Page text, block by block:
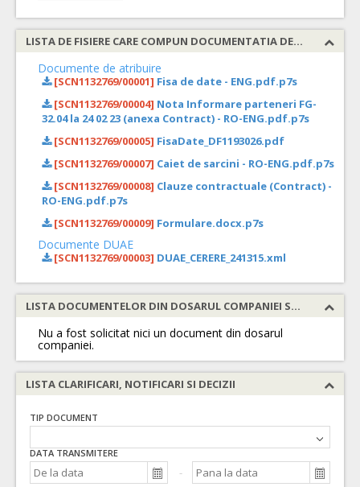
LISTA DE FISIERE CARE COMPUN DOCUMENTATIA DE ATRIBUIRE
Documente de atribuire
[SCN1132769/00001] Fisa de date - ENG.pdf.p7s
[SCN1132769/00004] Nota Informare parteneri FG-
32.04 la 24 02 23 (anexa Contract) - RO-ENG.pdf.p7s
[SCN1132769/00005] FisaDate_DF1193026.pdf
[SCN1132769/00007] Caiet de sarcini - RO-ENG.pdf.p7s
[SCN1132769/00008] Clauze contractuale (Contract) -
RO-ENG.pdf.p7s
[SCN1132769/00009] Formulare.docx.p7s
Documente DUAE
[SCN1132769/00003] DUAE_CERERE_241315.xml
LISTA DOCUMENTELOR DIN DOSARUL COMPANIEI SOLICITATE
Nu a fost solicitat nici un document din dosarul
companiei.
LISTA CLARIFICARI, NOTIFICARI SI DECIZII
TIP DOCUMENT
DATA TRANSMITERE